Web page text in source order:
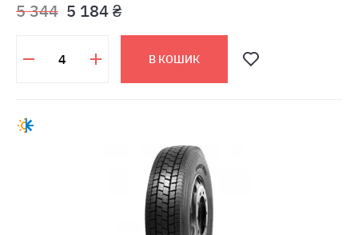
5 344 5 184 ₴
В КОШИК